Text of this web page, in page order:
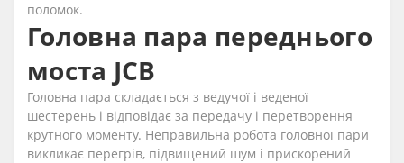
поломок.
Головна пара переднього
моста JCB
Головна пара складається з ведучої і веденої
шестерень і відповідає за передачу і перетворення
крутного моменту. Неправильна робота головної пари
викликає перегрів, підвищений шум і прискорений